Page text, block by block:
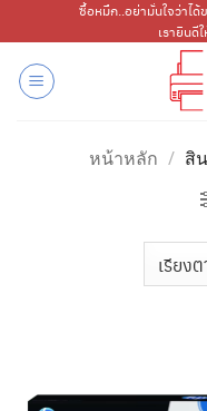
ไป
เนื้อหา
ซื้อหมึก..อย่ามั่นใจว่าไ
เรายินดี
หน้าหลัก / สิ